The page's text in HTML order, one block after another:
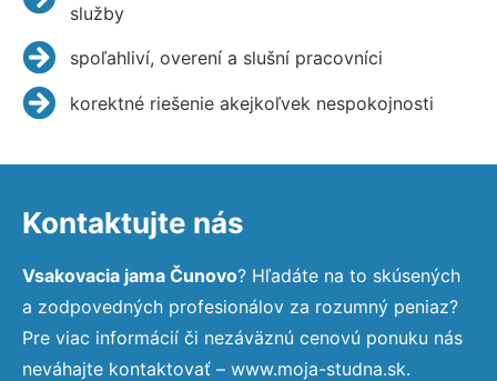
služby
spoľahliví, overení a slušní pracovníci
korektné riešenie akejkoľvek nespokojnosti
Kontaktujte nás
Vsakovacia jama Čunovo? Hľadáte na to skúsených
a zodpovedných profesionálov za rozumný peniaz?
Pre viac informácií či nezáväznú cenovú ponuku nás
neváhajte kontaktovať – www.moja-studna.sk.